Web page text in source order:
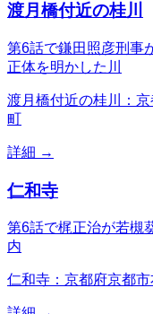
渡月橋付近の桂川
第6話で鎌田照彦刑事
正体を明かした川
渡月橋付近の桂川：
町
詳細 →
仁和寺
第6話で梶正治が若槻
内
仁和寺：京都府京都